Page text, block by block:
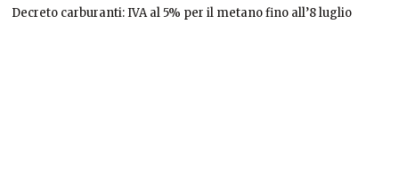
Decreto carburanti: IVA al 5% per il metano fino all’8 luglio